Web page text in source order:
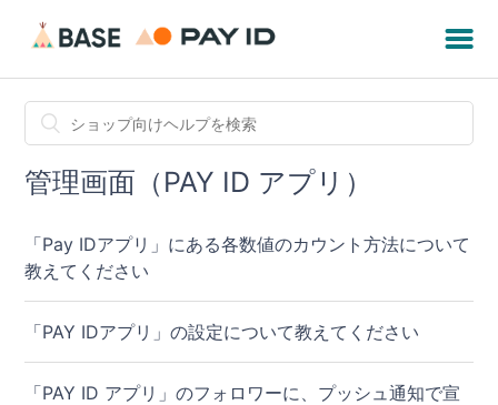
管理画面（PAY ID アプリ）
「Pay IDアプリ」にある各数値のカウント方法について
教えてください
「PAY IDアプリ」の設定について教えてください
「PAY ID アプリ」のフォロワーに、プッシュ通知で宣